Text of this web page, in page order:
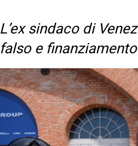
L’ex sindaco di
falso e